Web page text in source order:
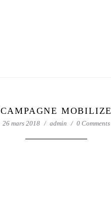
CAMPAGNE MOBILIZE
26 mars 2018 admin 0 Comments